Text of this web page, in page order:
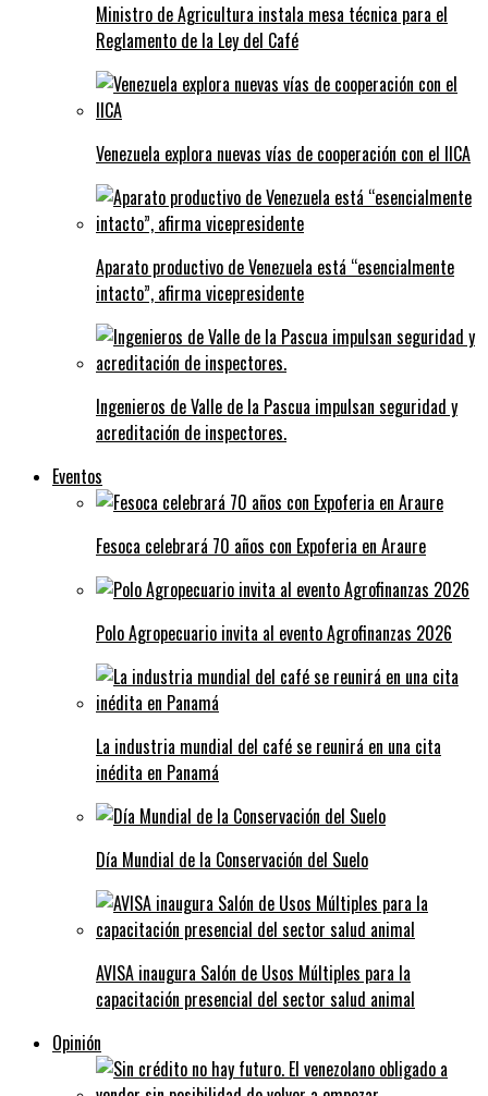
Ministro de Agricultura instala mesa técnica para el
Reglamento de la Ley del Café
Venezuela explora nuevas vías de cooperación con el IICA
Aparato productivo de Venezuela está “esencialmente
intacto”, afirma vicepresidente
Ingenieros de Valle de la Pascua impulsan seguridad y
acreditación de inspectores.
Eventos
Fesoca celebrará 70 años con Expoferia en Araure
Polo Agropecuario invita al evento Agrofinanzas 2026
La industria mundial del café se reunirá en una cita
inédita en Panamá
Día Mundial de la Conservación del Suelo
AVISA inaugura Salón de Usos Múltiples para la
capacitación presencial del sector salud animal
Opinión